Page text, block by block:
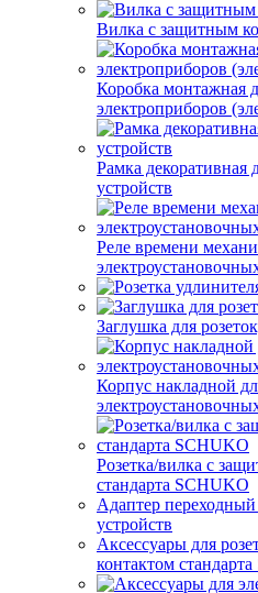
Вилка с защитным
Коробка монтажная
электроприборов
Рамка декоративная
устройств
Реле времени
Заглушка для
Корпус накладной
Розетка/вилка с
стандарта SCHUKO
Адаптер
устройств
Аксессуары для
контактом